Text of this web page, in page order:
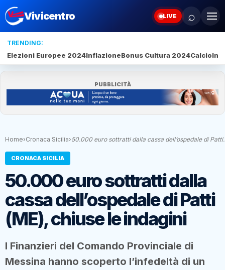
Vivicentro LIVE ⌕
TRENDING:
Elezioni Europee 2024InflazioneBonus Cultura 2024Calcio
PUBBLICITÀ
Home›Cronaca Sicilia›50.000 euro sottratti dalla cassa dell’ospedale di
CRONACA SICILIA
50.000 euro sottratti dalla
cassa dell’ospedale di Patti
(ME), chiuse le indagini
I Finanzieri del Comando Provinciale di
Messina hanno scoperto l’infedeltà di un